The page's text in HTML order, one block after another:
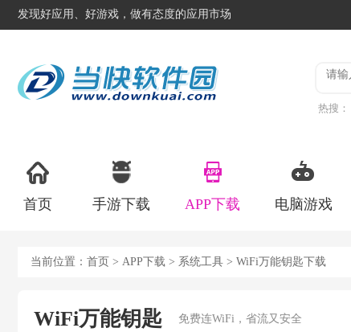
发现好应用、好游戏，做有态度的应用市场
热搜：
首页 手游下载 APP下载 电脑游戏
当前位置： 首页 > APP下载 > 系统工具 > WiFi万能钥匙下载
WiFi万能钥匙 免费连WiFi，省流又安全